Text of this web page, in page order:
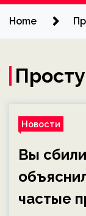
Home
Новости
Вы
частые